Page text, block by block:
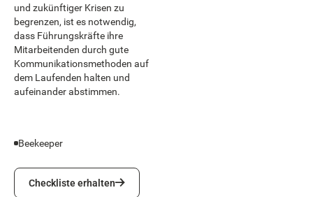
und zukünftiger Krisen zu
begrenzen, ist es notwendig,
dass Führungskräfte ihre
Mitarbeitenden durch gute
Kommunikationsmethoden auf
dem Laufenden halten und
aufeinander abstimmen.
Beekeeper
Checkliste erhalten
Checkliste erhalten